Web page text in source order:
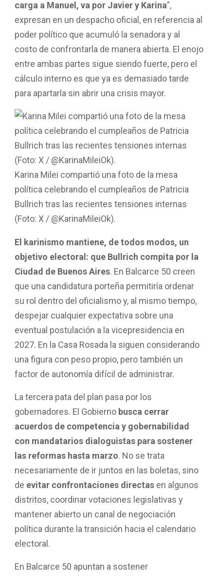
carga a Manuel, va por Javier y Karina”,
expresan en un despacho oficial, en referencia al
poder político que acumuló la senadora y al
costo de confrontarla de manera abierta. El enojo
entre ambas partes sigue siendo fuerte, pero el
cálculo interno es que ya es demasiado tarde
para apartarla sin abrir una crisis mayor.
Karina Milei compartió una foto de la mesa
política celebrando el cumpleaños de Patricia
Bullrich tras las recientes tensiones internas
(Foto: X / @KarinaMileiOk).
El karinismo mantiene, de todos modos, un
objetivo electoral: que Bullrich compita por la
Ciudad de Buenos Aires. En Balcarce 50 creen
que una candidatura porteña permitiría ordenar
su rol dentro del oficialismo y, al mismo tiempo,
despejar cualquier expectativa sobre una
eventual postulación a la vicepresidencia en
2027. En la Casa Rosada la siguen considerando
una figura con peso propio, pero también un
factor de autonomía difícil de administrar.
La tercera pata del plan pasa por los
gobernadores. El Gobierno busca cerrar
acuerdos de competencia y gobernabilidad
con mandatarios dialoguistas para sostener
las reformas hasta marzo. No se trata
necesariamente de ir juntos en las boletas, sino
de evitar confrontaciones directas en algunos
distritos, coordinar votaciones legislativas y
mantener abierto un canal de negociación
política durante la transición hacia el calendario
electoral.
En Balcarce 50 apuntan a sostener